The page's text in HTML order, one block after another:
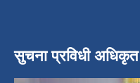
सुचना प्रविधी अधिकृत